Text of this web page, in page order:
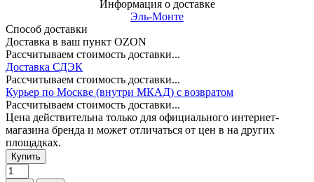
Информация о доставке
Эль-Монте
Способ доставки
Доставка в ваш пункт OZON
Рассчитываем стоимость доставки...
Доставка СДЭК
Рассчитываем стоимость доставки...
Курьер по Москве (внутри МКАД) с возвратом
Рассчитываем стоимость доставки...
Цена действительна только для официального интернет-
магазина бренда и может отличаться от цен в на других
площадках.
Купить